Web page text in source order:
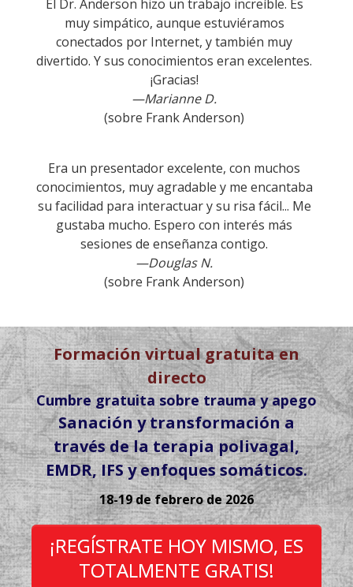
El Dr. Anderson hizo un trabajo increíble. Es
muy simpático, aunque estuviéramos
conectados por Internet, y también muy
divertido. Y sus conocimientos eran excelentes.
¡Gracias!
—Marianne D.
(sobre Frank Anderson)
Era un presentador excelente, con muchos
conocimientos, muy agradable y me encantaba
su facilidad para interactuar y su risa fácil... Me
gustaba mucho. Espero con interés más
sesiones de enseñanza contigo.
—Douglas N.
(sobre Frank Anderson)
Formación virtual gratuita en
directo
Cumbre gratuita sobre trauma y apego
Sanación y transformación a
través de la terapia polivagal,
EMDR, IFS y enfoques somáticos.
18-19 de febrero de 2026
¡REGÍSTRATE HOY MISMO, ES
TOTALMENTE GRATIS!